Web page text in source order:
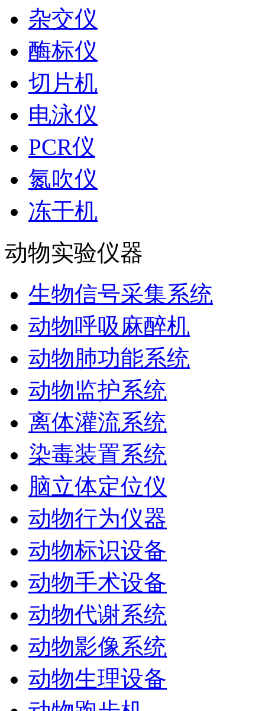
杂交仪
酶标仪
切片机
电泳仪
PCR仪
氮吹仪
冻干机
动物实验仪器
生物信号采集系统
动物呼吸麻醉机
动物肺功能系统
动物监护系统
离体灌流系统
染毒装置系统
脑立体定位仪
动物行为仪器
动物标识设备
动物手术设备
动物代谢系统
动物影像系统
动物生理设备